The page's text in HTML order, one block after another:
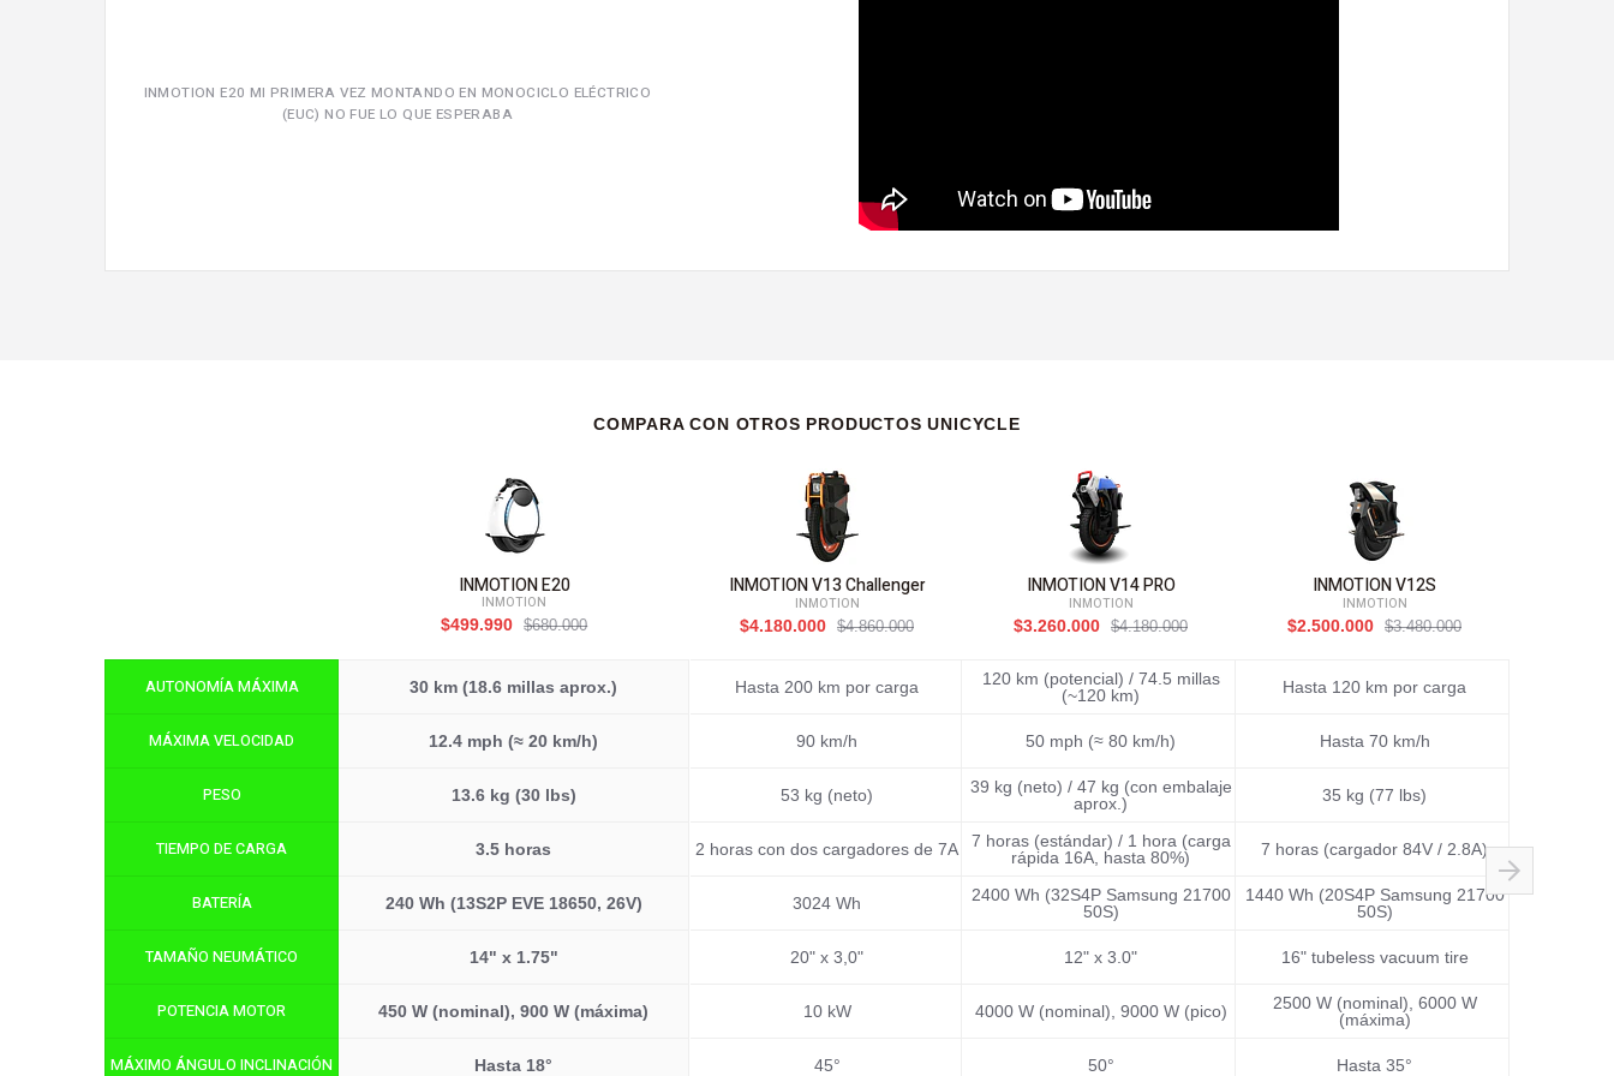
INMOTION E20 MI PRIMERA VEZ MONTANDO EN MONOCICLO ELÉCTRICO
(EUC) NO FUE LO QUE ESPERABA
COMPARA CON OTROS PRODUCTOS UNICYCLE
AUTONOMÍA MÁXIMA
MÁXIMA VELOCIDAD
PESO
TIEMPO DE CARGA
BATERÍA
TAMAÑO NEUMÁTICO
POTENCIA MOTOR
MÁXIMO ÁNGULO INCLINACIÓN
INMOTION E20
INMOTION
$499.990
$680.000
30 km (18.6 millas aprox.)
12.4 mph (≈ 20 km/h)
13.6 kg (30 lbs)
3.5 horas
240 Wh (13S2P EVE 18650, 26V)
14" x 1.75"
450 W (nominal), 900 W (máxima)
Hasta 18°
INMOTION V13 Challenger
INMOTION
$4.180.000
$4.860.000
Hasta 200 km por carga
90 km/h
53 kg (neto)
2 horas con dos cargadores de 7A
3024 Wh
20" x 3,0"
10 kW
45°
INMOTION V14 PRO
INMOTION
$3.260.000
$4.180.000
120 km (potencial) / 74.5 millas
(~120 km)
50 mph (≈ 80 km/h)
39 kg (neto) / 47 kg (con embalaje
aprox.)
7 horas (estándar) / 1 hora (carga
rápida 16A, hasta 80%)
2400 Wh (32S4P Samsung 21700
50S)
12" x 3.0"
4000 W (nominal), 9000 W (pico)
50°
INMOTION V12S
INMOTION
$2.500.000
$3.480.000
Hasta 120 km por carga
Hasta 70 km/h
35 kg (77 lbs)
7 horas (cargador 84V / 2.8A)
1440 Wh (20S4P Samsung 21700
50S)
16" tubeless vacuum tire
2500 W (nominal), 6000 W
(máxima)
Hasta 35°